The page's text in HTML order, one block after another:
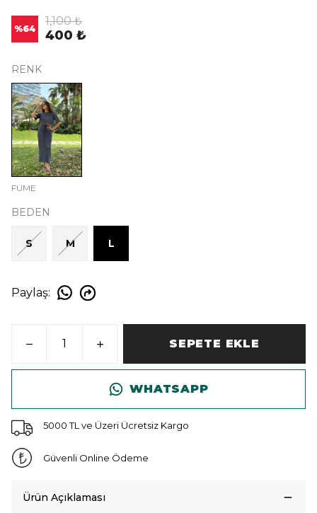
%64
1,100 ₺
400 ₺
RENK
FÜME
BEDEN
S M L
Paylaş:
SEPETE EKLE
WHATSAPP
5000 TL ve Üzeri Ücretsiz Kargo
Güvenli Online Ödeme
Ürün Açıklaması